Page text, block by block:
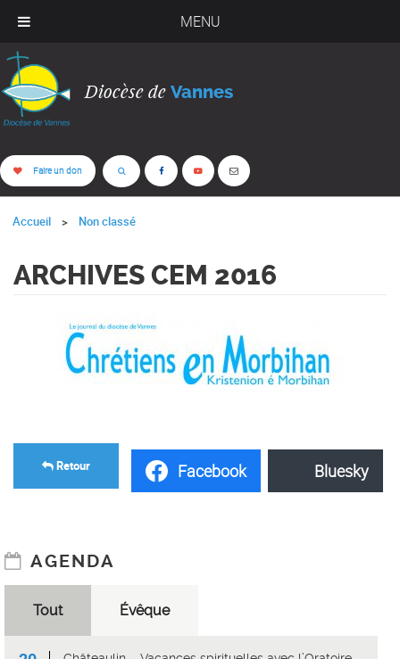
MENU
Diocèse de Vannes
Faire un don
Accueil Non classé
ARCHIVES CEM 2016
Facebook Bluesky
Retour
AGENDA
Tout Évêque